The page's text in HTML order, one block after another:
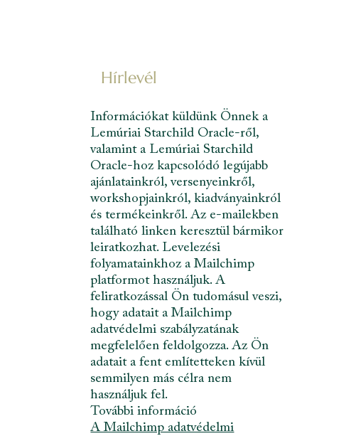
Hírlevél
Információkat küldünk Önnek a
Lemúriai Starchild Oracle-ről,
valamint a Lemúriai Starchild
Oracle-hoz kapcsolódó legújabb
ajánlatainkról, versenyeinkről,
workshopjainkról, kiadványainkról
és termékeinkről. Az e-mailekben
található linken keresztül bármikor
leiratkozhat. Levelezési
folyamatainkhoz a Mailchimp
platformot használjuk. A
feliratkozással Ön tudomásul veszi,
hogy adatait a Mailchimp
adatvédelmi szabályzatának
megfelelően feldolgozza. Az Ön
adatait a fent említetteken kívül
semmilyen más célra nem
használjuk fel.
További információ
A Mailchimp adatvédelmi